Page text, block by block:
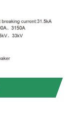
Tidak